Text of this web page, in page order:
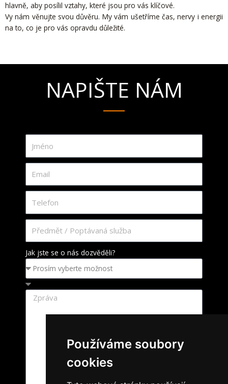
Používáme soubory
cookies
hlavně, aby posílil vztahy, které jsou pro vás klíčové.
Vy nám věnujte svou důvěru. My vám ušetříme čas, nervy i energii
na to, co je pro vás opravdu důležité.
NAPIŠTE NÁM
Jak jste se o nás dozvěděli?